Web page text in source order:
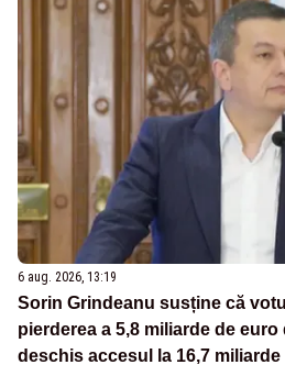
6 aug. 2026, 13:19
Sorin Grindeanu susține că
pierderea a 5,8 miliarde de euro
deschis accesul la 16,7 miliarde